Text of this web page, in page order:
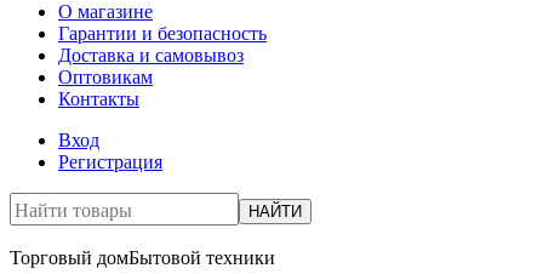
О магазине
Гарантии и безопасность
Доставка и самовывоз
Оптовикам
Контакты
Вход
Регистрация
НАЙТИ
Торговый домБытовой техники